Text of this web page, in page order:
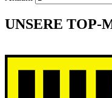
UNSERE TOP-